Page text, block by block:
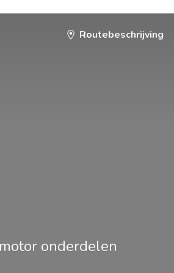
Routebeschrijving
onderdelen